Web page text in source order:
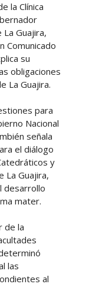
la Clínica
Guajira,
Comunicado
su
obligaciones
La Guajira.
para
Nacional
señala
el diálogo
y
La Guajira,
desarrollo
mater.
de la
las
al